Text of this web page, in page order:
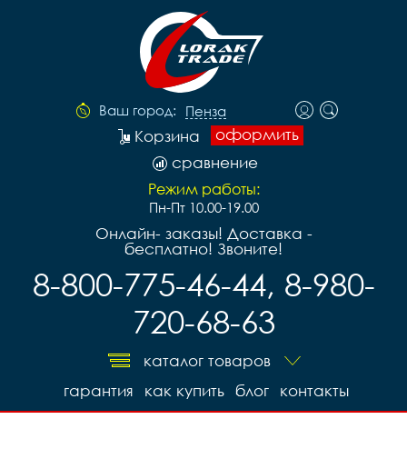
Ваш город: Пенза
оформить
Корзина
сравнение
Режим работы:
Пн-Пт 10.00-19.00
Онлайн- заказы! Доставка -
бесплатно! Звоните!
8-800-775-46-44, 8-980-
720-68-63
каталог товаров
контакты
блог
как купить
гарантия